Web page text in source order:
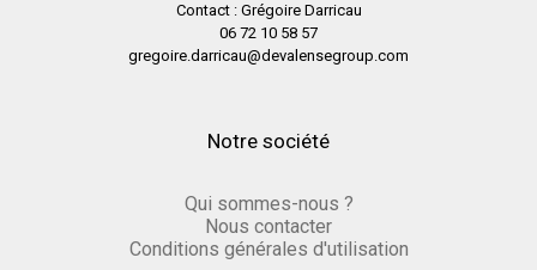
Contact : Grégoire Darricau
06 72 10 58 57
gregoire.darricau@devalensegroup.com
Notre société
Qui sommes-nous ?
Nous contacter
Conditions générales d'utilisation